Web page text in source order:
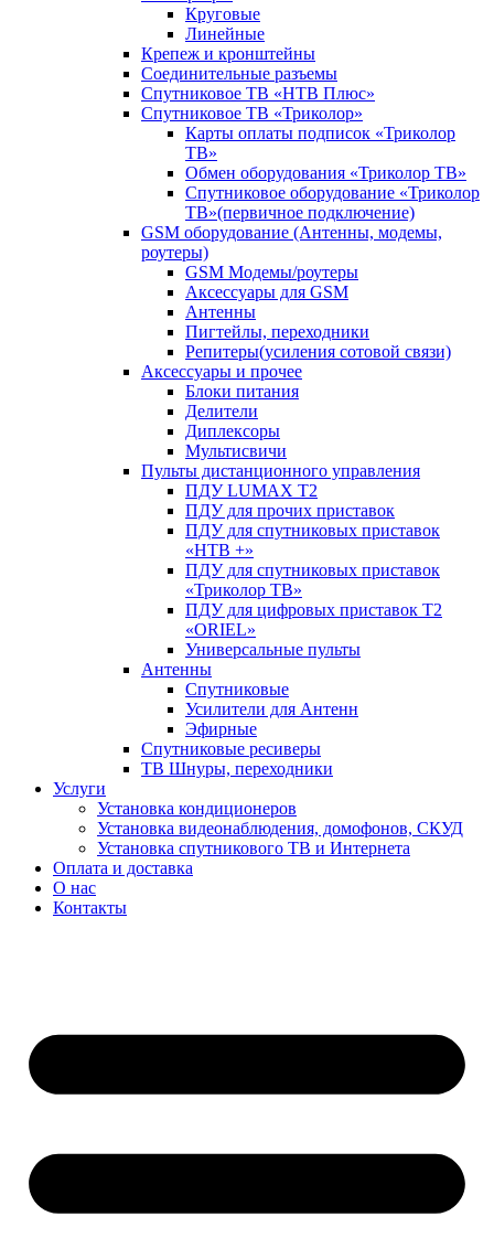
Круговые
Линейные
Крепеж и кронштейны
Соединительные разъемы
Спутниковое ТВ «НТВ Плюс»
Спутниковое ТВ «Триколор»
Карты оплаты подписок «Триколор
ТВ»
Обмен оборудования «Триколор ТВ»
Спутниковое оборудование «Триколор
ТВ»(первичное подключение)
GSM оборудование (Антенны, модемы,
роутеры)
GSM Модемы/роутеры
Аксессуары для GSM
Антенны
Пигтейлы, переходники
Репитеры(усиления сотовой связи)
Аксессуары и прочее
Блоки питания
Делители
Диплексоры
Мультисвичи
Пульты дистанционного управления
ПДУ LUMAX Т2
ПДУ для прочих приставок
ПДУ для спутниковых приставок
«НТВ +»
ПДУ для спутниковых приставок
«Триколор ТВ»
ПДУ для цифровых приставок Т2
«ORIEL»
Универсальные пульты
Антенны
Спутниковые
Усилители для Антенн
Эфирные
Спутниковые ресиверы
ТВ Шнуры, переходники
Услуги
Установка кондиционеров
Установка видеонаблюдения, домофонов, СКУД
Установка спутникового ТВ и Интернета
Оплата и доставка
О нас
Контакты